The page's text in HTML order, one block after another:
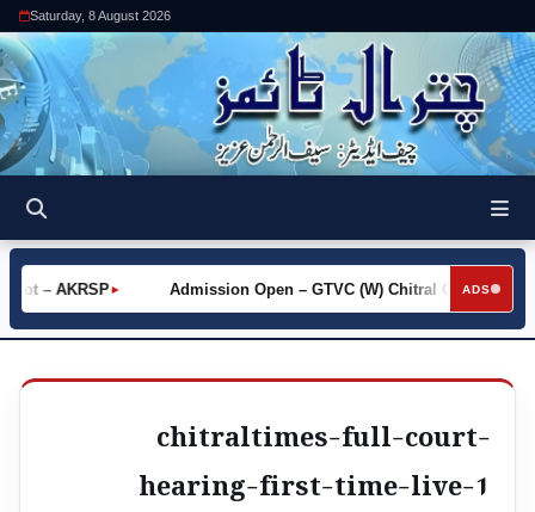
Saturday, 8 August 2026
ADS
►
– AKRSP ►
Admission Open – GTVC (W) Chitral City
chitraltimes-full-court-
hearing-first-time-live-1